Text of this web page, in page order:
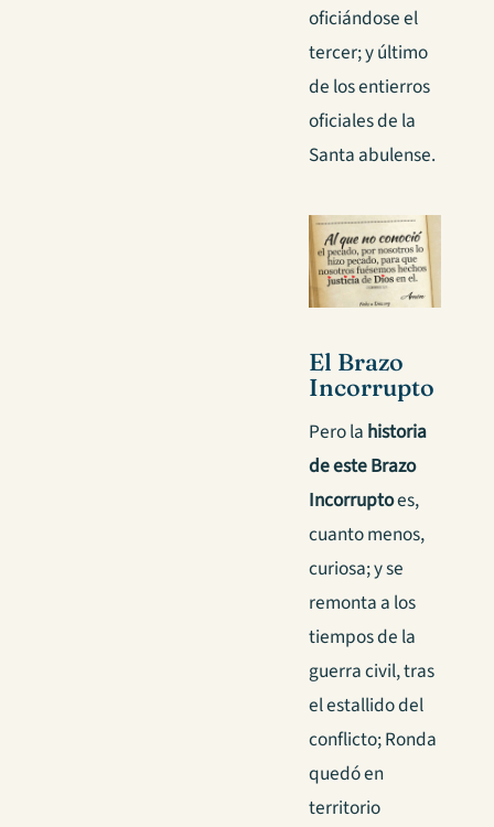
oficiándose el
tercer; y último
de los entierros
oficiales de la
Santa abulense.
El Brazo
Incorrupto
Pero la historia
de este Brazo
Incorruptoes,
cuanto menos,
curiosa; y se
remonta a los
tiempos de la
guerra civil, tras
el estallido del
conflicto; Ronda
quedó en
territorio